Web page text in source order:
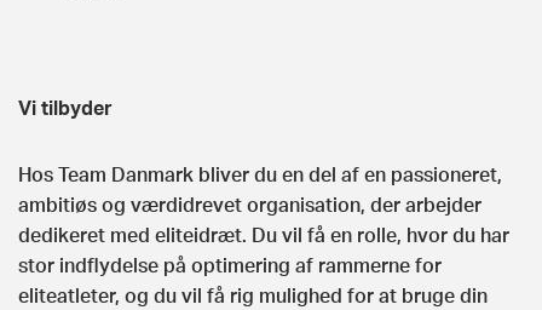
Vi tilbyder
Hos Team Danmark bliver du en del af en passioneret,
ambitiøs og værdidrevet organisation, der arbejder
dedikeret med eliteidræt. Du vil få en rolle, hvor du har
stor indflydelse på optimering af rammerne for
eliteatleter, og du vil få rig mulighed for at bruge din